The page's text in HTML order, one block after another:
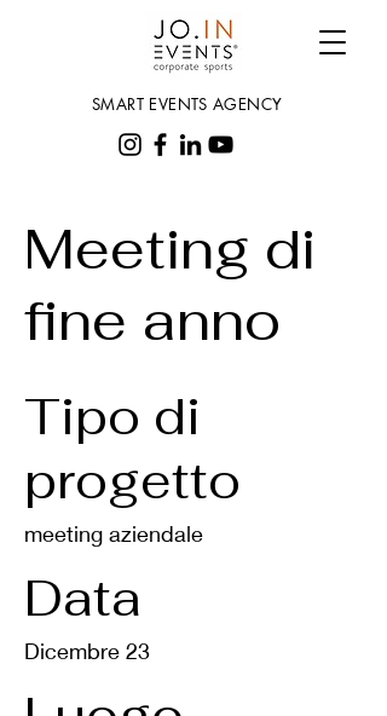
SMART EVENTS AGENCY
Meeting di
fine anno
Tipo di
progetto
meeting aziendale
Data
Dicembre 23